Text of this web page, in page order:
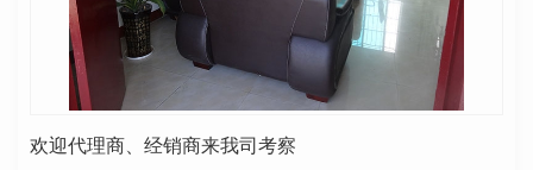
欢迎代理商、经销商来我司考察